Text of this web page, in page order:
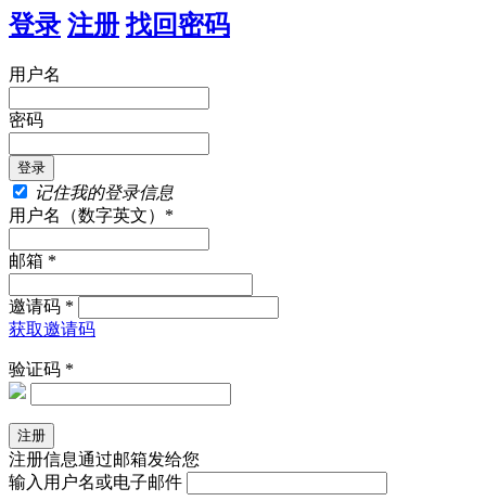
登录 注册 找回密码
用户名
密码
记住我的登录信息
用户名（数字英文）*
邮箱 *
邀请码 *
获取邀请码
验证码 *
注册信息通过邮箱发给您
输入用户名或电子邮件